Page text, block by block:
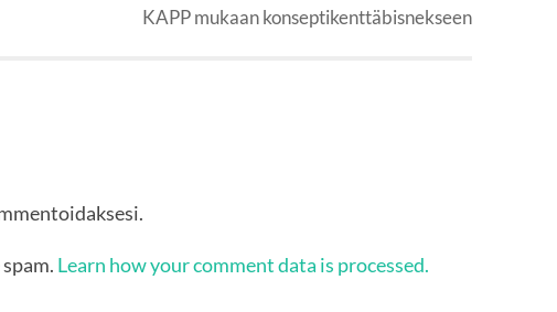
KAPP mukaan konseptikenttäbisnekseen
Learn how your comment data is processed.